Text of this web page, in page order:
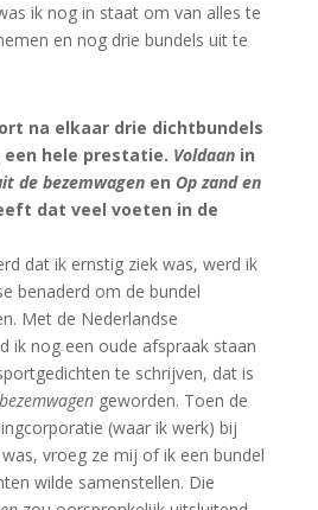
ik nog in staat om van alles te
en nog drie bundels uit te
na elkaar drie dichtbundels
een hele prestatie. Voldaanin
de bezemwagenen Op zand en
dat veel voeten in de
dat ik ernstig ziek was, werd ik
benaderd om de bundel
Met de Nederlandse
ik nog een oude afspraak staan
te schrijven, dat is
geworden. Toen de
(waar ik werk) bij
vroeg ze mij of ik een bundel
wilde samenstellen. Die